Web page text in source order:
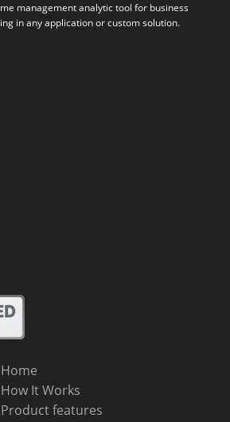
management analytic tool for business
in any application or custom solution.
Home
How It Works
Product features